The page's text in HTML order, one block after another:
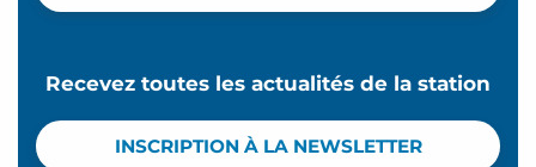
Recevez toutes les actualités de la station
INSCRIPTION À LA NEWSLETTER